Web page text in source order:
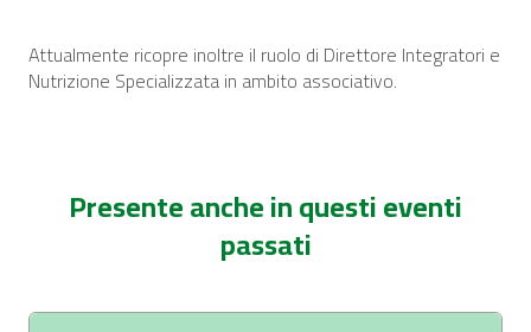
Attualmente ricopre inoltre il ruolo di Direttore Integratori e
Nutrizione Specializzata in ambito associativo.
Presente anche in questi eventi
passati